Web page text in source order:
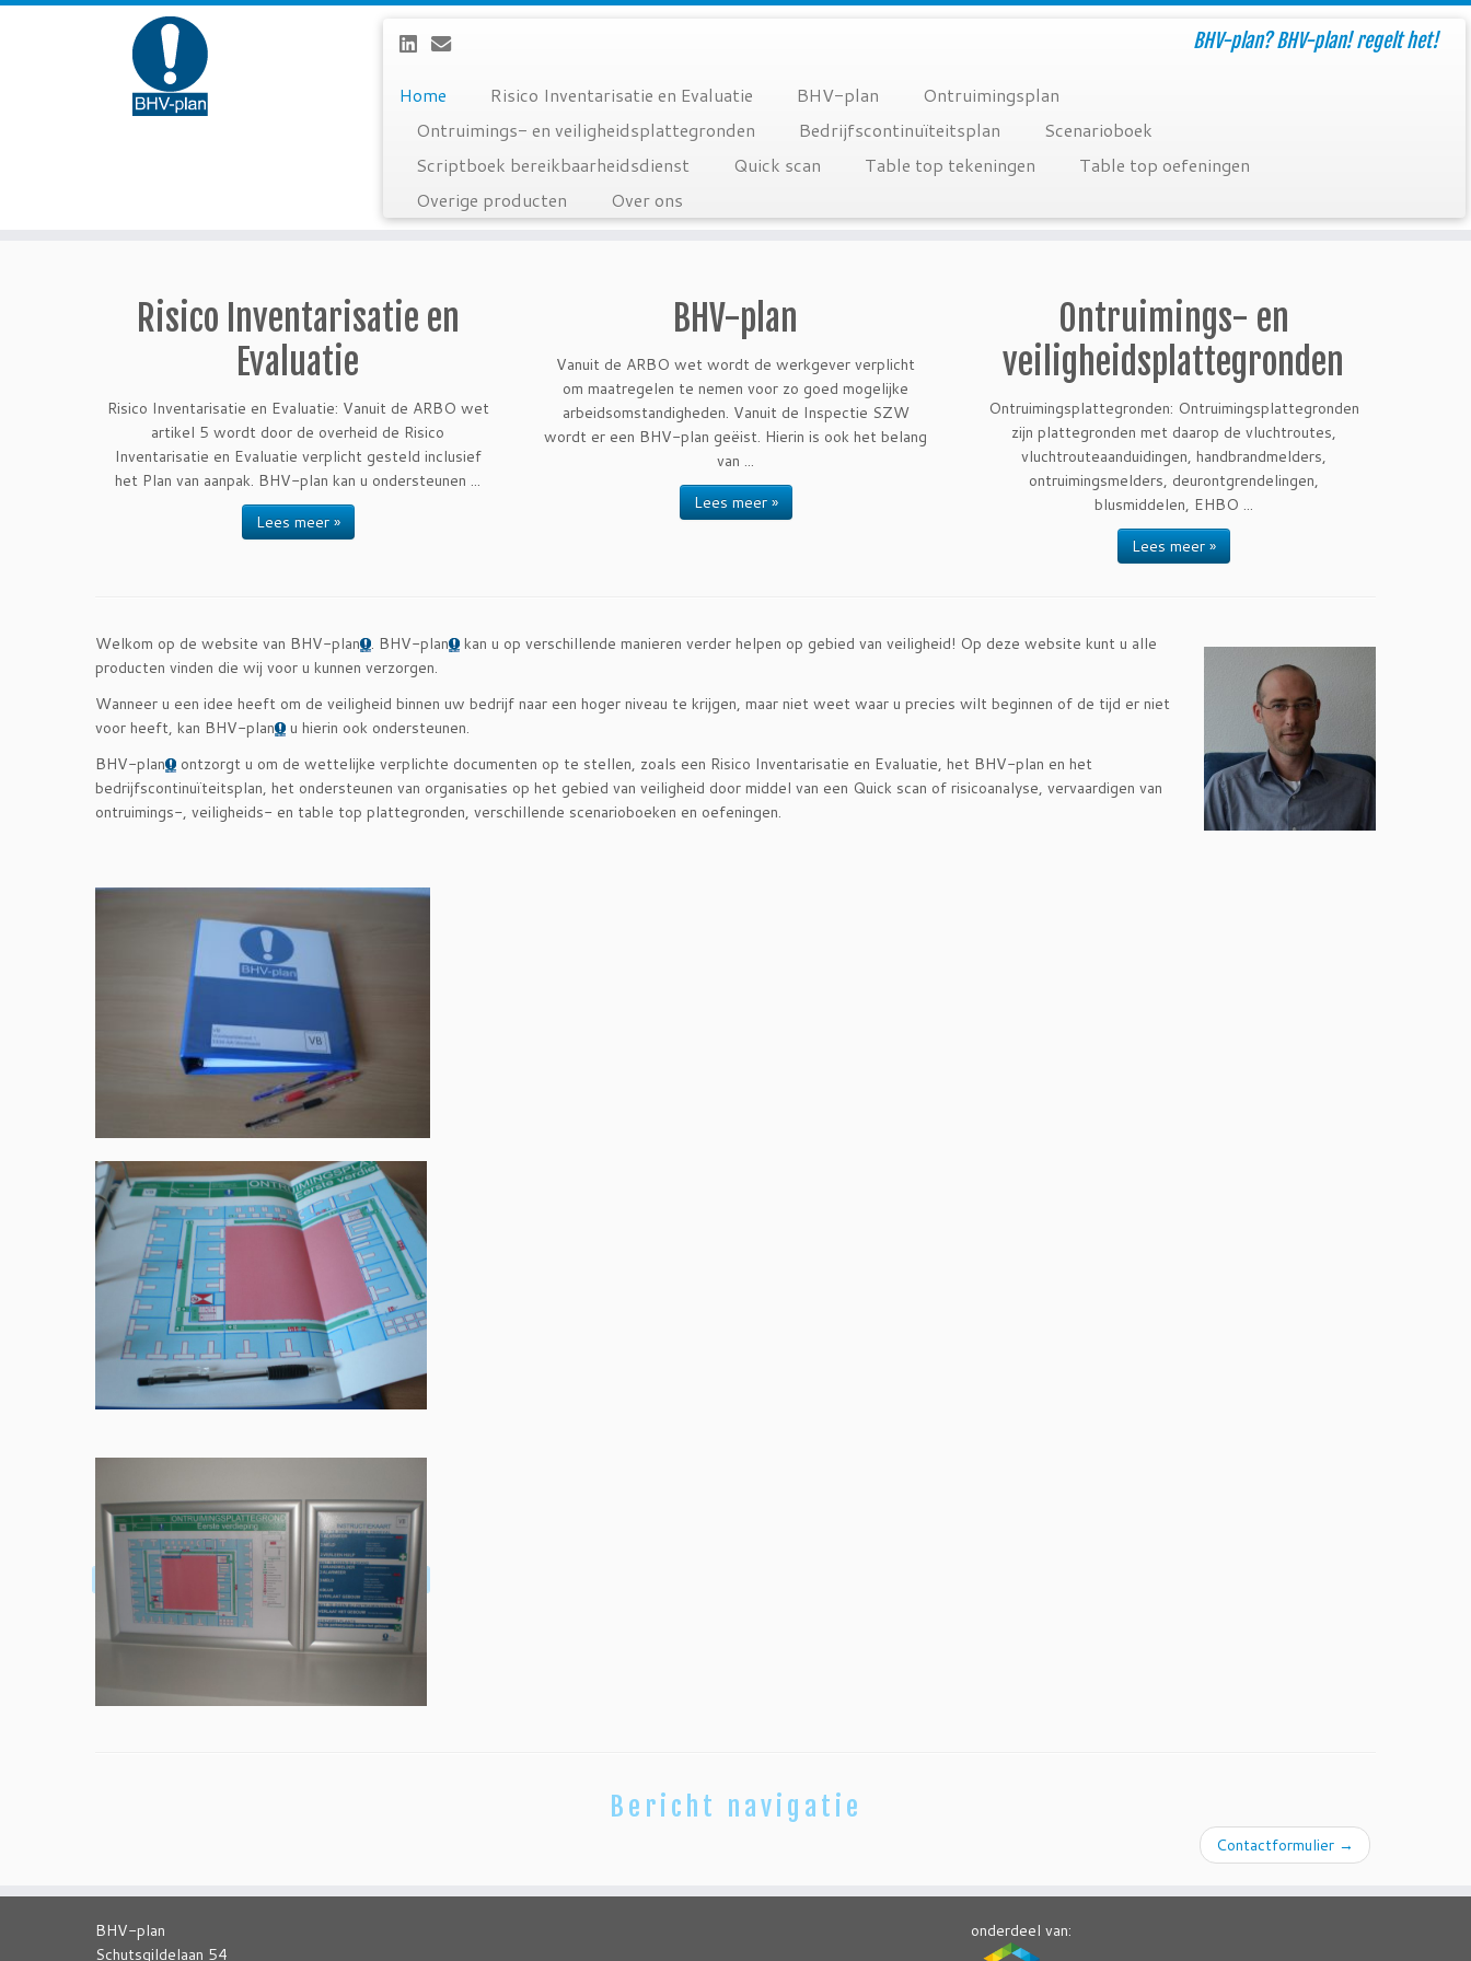
BHV-plan? BHV-plan! regelt het!
Home Risico Inventarisatie en Evaluatie BHV-plan
Ontruimingsplan
Ontruimings- en veiligheidsplattegronden
Bedrijfscontinuïteitsplan
Scenarioboek
Scriptboek bereikbaarheidsdienst
Quick scan Table top tekeningen
Table top oefeningen
Overige producten
Over ons
Risico Inventarisatie en
Evaluatie
Risico Inventarisatie en Evaluatie: Vanuit de ARBO wet
artikel 5 wordt door de overheid de Risico
Inventarisatie en Evaluatie verplicht gesteld inclusief
het Plan van aanpak. BHV-plan kan u ondersteunen ...
Lees meer »
BHV-plan
Vanuit de ARBO wet wordt de werkgever verplicht
om maatregelen te nemen voor zo goed mogelijke
arbeidsomstandigheden. Vanuit de Inspectie SZW
wordt er een BHV-plan geëist. Hierin is ook het belang
van ...
Lees meer »
Ontruimings- en
veiligheidsplattegronden
Ontruimingsplattegronden: Ontruimingsplattegronden
zijn plattegronden met daarop de vluchtroutes,
vluchtrouteaanduidingen, handbrandmelders,
ontruimingsmelders, deurontgrendelingen,
blusmiddelen, EHBO ...
Lees meer »
Welkom op de website van BHV-plan . BHV-plan
kan u op verschillende manieren verder helpen op gebied van veiligheid! Op deze website kunt u alle
producten vinden die wij voor u kunnen verzorgen.
Wanneer u een idee heeft om de veiligheid binnen uw bedrijf naar een hoger niveau te krijgen, maar niet weet waar u precies wilt beginnen of de tijd er niet
voor heeft, kan BHV-plan
u hierin ook ondersteunen.
BHV-plan
ontzorgt u om de wettelijke verplichte documenten op te stellen, zoals een Risico Inventarisatie en Evaluatie, het BHV-plan en het
bedrijfscontinuïteitsplan, het ondersteunen van organisaties op het gebied van veiligheid door middel van een Quick scan of risicoanalyse, vervaardigen van
ontruimings-, veiligheids- en table top plattegronden, verschillende scenarioboeken en oefeningen.
Bericht navigatie
Contactformulier →
BHV-plan
Schutsgildelaan 54
onderdeel van: